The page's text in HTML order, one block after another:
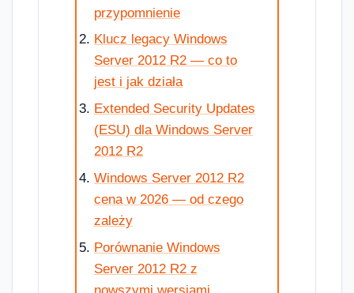
przypomnienie
Klucz legacy Windows
Server 2012 R2 — co to
jest i jak działa
Extended Security Updates
(ESU) dla Windows Server
2012 R2
Windows Server 2012 R2
cena w 2026 — od czego
zależy
Porównanie Windows
Server 2012 R2 z
nowszymi wersjami